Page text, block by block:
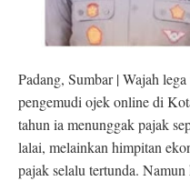
Padang, Sumbar | Wajah
pengemudi ojek online di
tahun ia menunggak pajak
lalai, melainkan himpitan
pajak selalu tertunda.